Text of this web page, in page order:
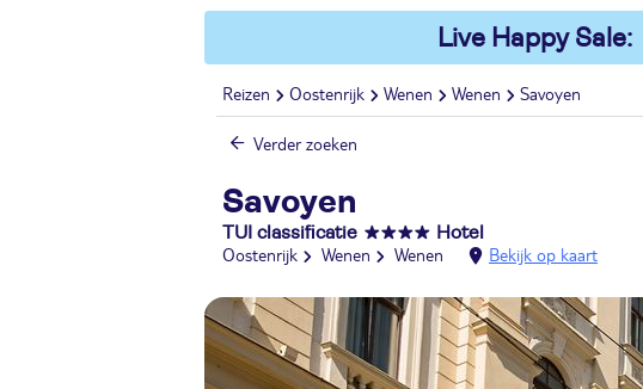
Live Happy Sale:
Reizen Oostenrijk Wenen Wenen Savoyen
Verder zoeken
Savoyen
TUI classificatie Hotel
Oostenrijk Wenen Wenen Bekijk op kaart